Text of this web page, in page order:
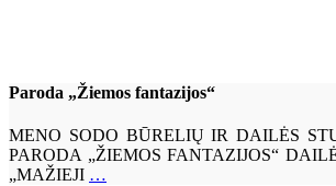
Paroda „Žiemos fantazijos“
MENO SODO BŪRELIŲ IR DAILĖS
PARODA „ŽIEMOS FANTAZIJOS“
„MAŽIEJI …